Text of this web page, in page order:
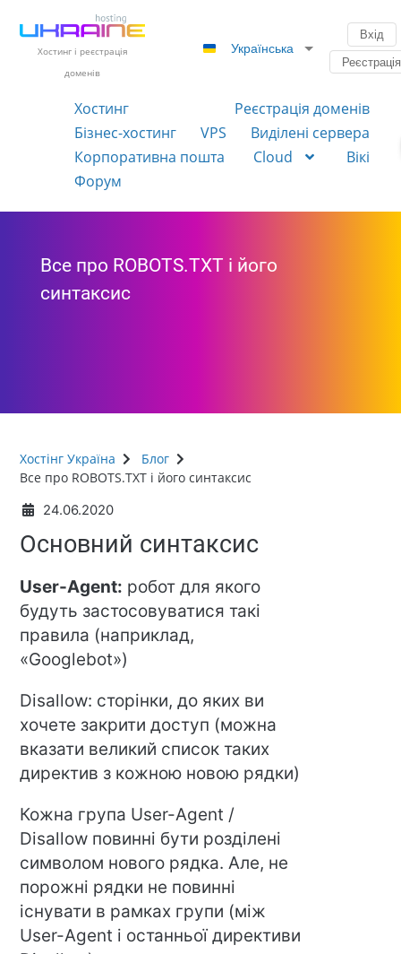
Хостинг і реєстрація
доменів
Українська
Вхід
Реєстрація
Хостинг
Реєстрація доменів
Бізнес-хостинг
VPS
Виділені сервера
Корпоративна пошта
Cloud
Вікі
Форум
Все про ROBOTS.TXT і його
синтаксис
Хостінг Україна
Блог
Все про ROBOTS.TXT і його синтаксис
24.06.2020
Основний синтаксис
User-Agent: робот для якого
будуть застосовуватися такі
правила (наприклад,
«Googlebot»)
Disallow: сторінки, до яких ви
хочете закрити доступ (можна
вказати великий список таких
директив з кожною новою рядки)
Кожна група User-Agent /
Disallow повинні бути розділені
символом нового рядка. Але, не
порожні рядки не повинні
існувати в рамках групи (між
User-Agent і останньої директиви